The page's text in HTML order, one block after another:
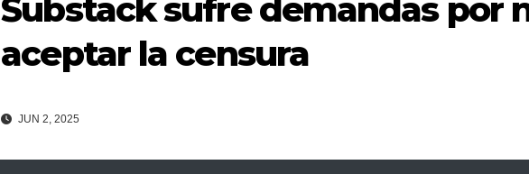
Substack sufre demandas por
aceptar la censura
JUN 2, 2025